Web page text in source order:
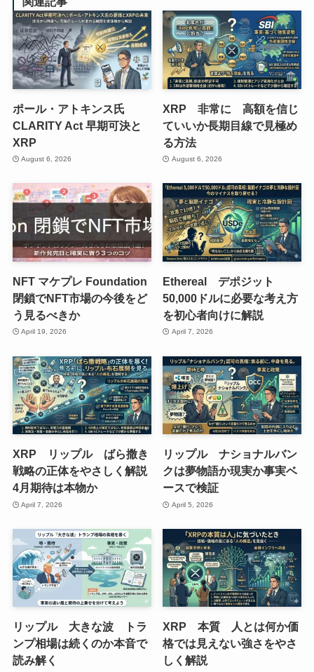
ポール・アトキンス氏
CLARITY Act 早期可決と
XRP
August 6, 2026
XRP 非常に 高額を信じ
ていいか長期目線で見極め
る方法
August 6, 2026
NFT マケプレ Foundation
閉鎖でNFT市場の今後をど
う見るべきか
April 19, 2026
Ethereal デポジット
50,000ドルに必要な考え方
を初心者向けに解説
April 7, 2026
XRP リップル ばら撒き
戦略の正体をやさしく解説
4月期待は本物か
April 7, 2026
リップル ナショナルバン
クは夢物語か現実か事実ベ
ースで検証
April 5, 2026
リップル 大きな波 トラ
ンプ相場は続くのか本音で
読み解く
XRP 本質 人とは何か価
格では見えない強さをやさ
しく解説